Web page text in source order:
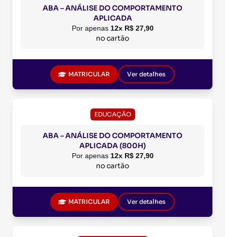
ABA – ANÁLISE DO COMPORTAMENTO
APLICADA
Por apenas 12x R$ 27,90
no cartão
MATRICULAR Ver detalhes
EDUCAÇÃO
ABA – ANÁLISE DO COMPORTAMENTO
APLICADA (800H)
Por apenas 12x R$ 27,90
no cartão
MATRICULAR Ver detalhes